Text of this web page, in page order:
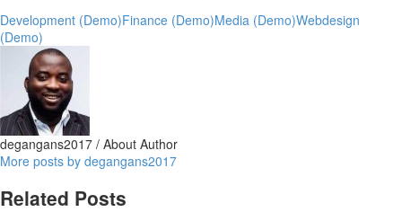
Development (Demo)Finance (Demo)Media (Demo)Webdesign
(Demo)
degangans2017 / About Author
More posts by degangans2017
Related Posts